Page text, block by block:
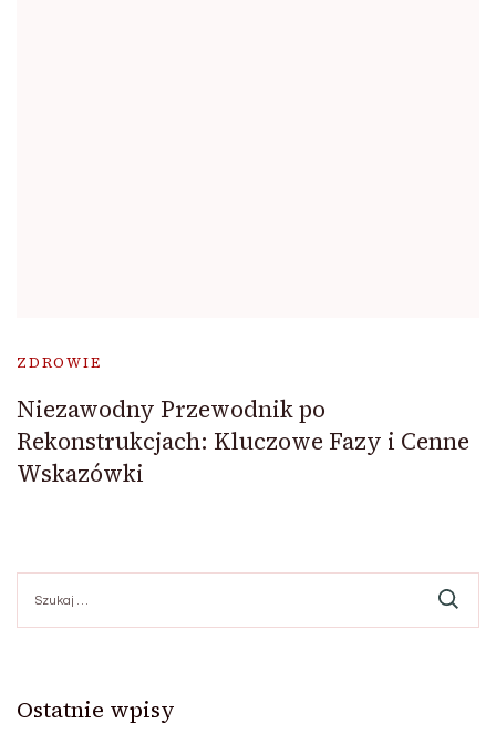
ZDROWIE
Niezawodny Przewodnik po
Rekonstrukcjach: Kluczowe Fazy i Cenne
Wskazówki
Ostatnie wpisy